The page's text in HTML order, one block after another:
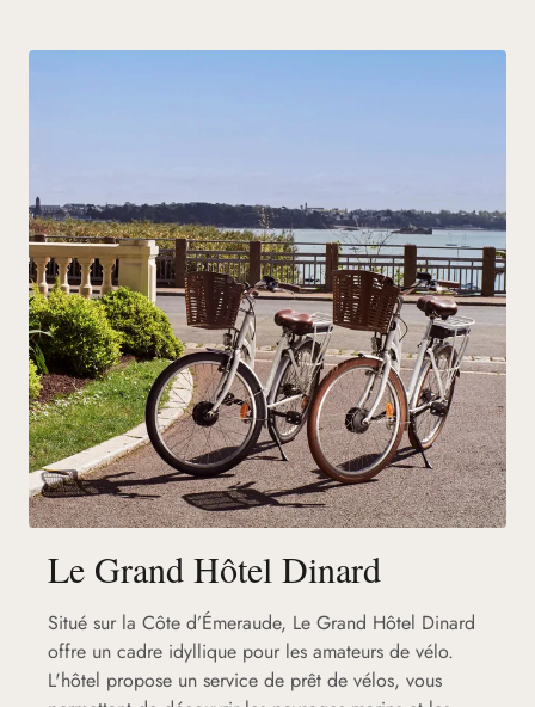
Le Grand Hôtel Dinard
Situé sur la Côte d’Émeraude, Le Grand Hôtel Dinard
offre un cadre idyllique pour les amateurs de vélo.
L'hôtel propose un service de prêt de vélos, vous